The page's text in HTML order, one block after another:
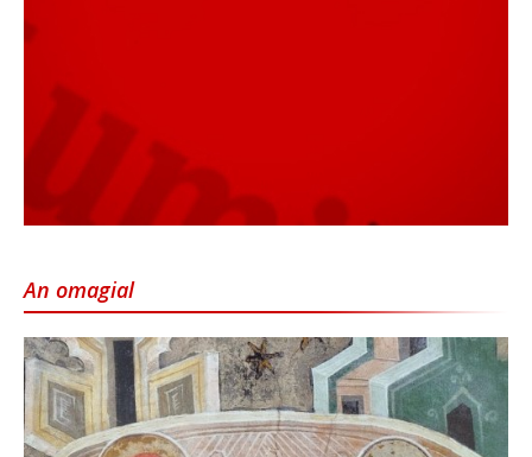
An omagial